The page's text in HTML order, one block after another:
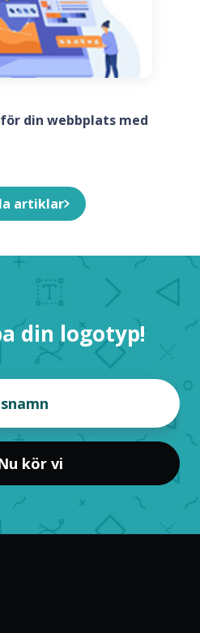
för din webbplats med
artiklar
din logotyp!
kör vi